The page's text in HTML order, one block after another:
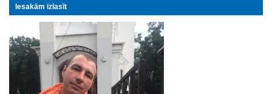
Iesakām izlasīt